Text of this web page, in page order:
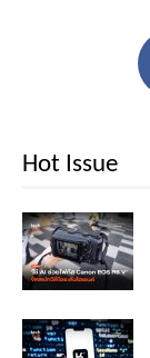
Hot Issue